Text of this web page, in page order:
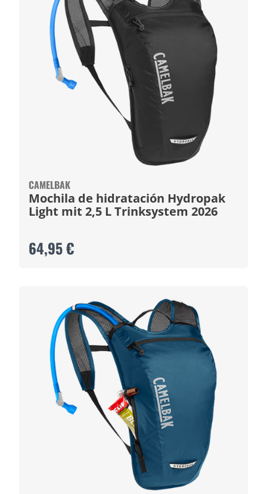
CAMELBAK
Mochila de hidratación Hydropak
Light mit 2,5 L Trinksystem 2026
64,95 €